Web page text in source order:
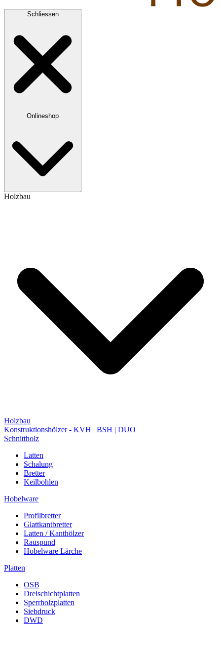
Schliessen
Onlineshop
Holzbau
Holzbau
Konstruktionshölzer - KVH | BSH | DUO
Schnittholz
Latten
Schalung
Bretter
Keilbohlen
Hobelware
Profilbretter
Glattkantbretter
Latten / Kanthölzer
Rauspund
Hobelware Lärche
Platten
OSB
Dreischichtplatten
Sperrholzplatten
Siebdruck
DWD